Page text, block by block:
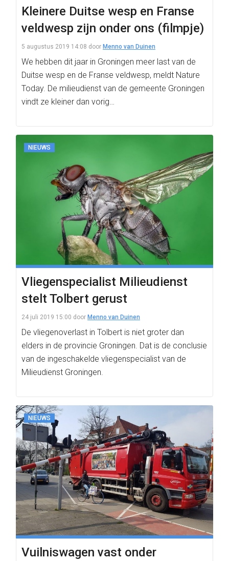
Kleinere Duitse wesp en Franse
veldwesp zijn onder ons (filmpje)
5 augustus 2019 14:08 door Menno van Duinen
We hebben dit jaar in Groningen meer last van de
Duitse wesp en de Franse veldwesp, meldt Nature
Today. De milieudienst van de gemeente Groningen
vindt ze kleiner dan vorig…
NIEUWS
Vliegenspecialist Milieudienst
stelt Tolbert gerust
24 juli 2019 15:00 door Menno van Duinen
De vliegenoverlast in Tolbert is niet groter dan
elders in de provincie Groningen. Dat is de conclusie
van de ingeschakelde vliegenspecialist van de
Milieudienst Groningen.
NIEUWS
Vuilniswagen vast onder